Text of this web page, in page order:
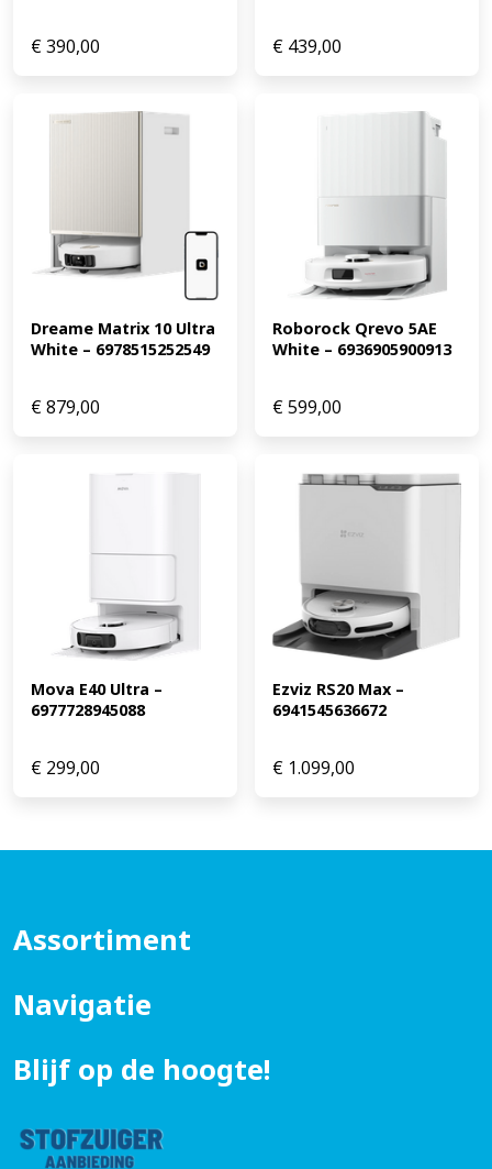
€390,00 € 439,00
Dreame Matrix 10 Ultra
White – 6978515252549
€879,00
Roborock Qrevo 5AE
White – 6936905900913
€599,00
Mova E40 Ultra –
6977728945088
€ 299,00
Ezviz RS20 Max –
6941545636672
€ 1.099,00
Assortiment
Navigatie
Blijf op de hoogte!